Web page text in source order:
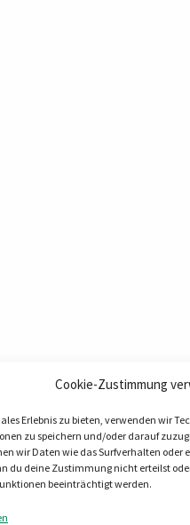
Cookie-Zustimmung
Erlebnis zu bieten, verwenden wir
zu speichern und/oder darauf
wir Daten wie das Surfverhalten oder
du deine Zustimmung nicht erteilst
beeinträchtigt werden.
GmbH & Co. KG
Lieskau